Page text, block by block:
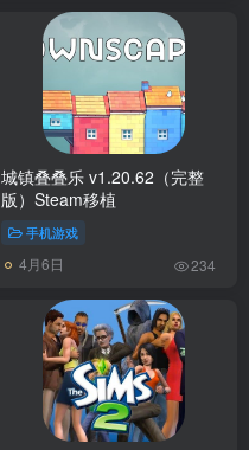
城镇叠叠乐 v1.20.62（完整
版）Steam移植
手机游戏
4月6日 234